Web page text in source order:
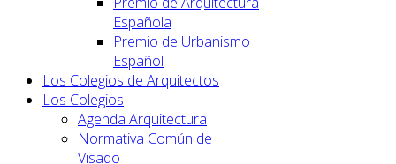
Española
Premio de Urbanismo
Español
Los Colegios de Arquitectos
Los Colegios
Agenda Arquitectura
Normativa Común de
Visado